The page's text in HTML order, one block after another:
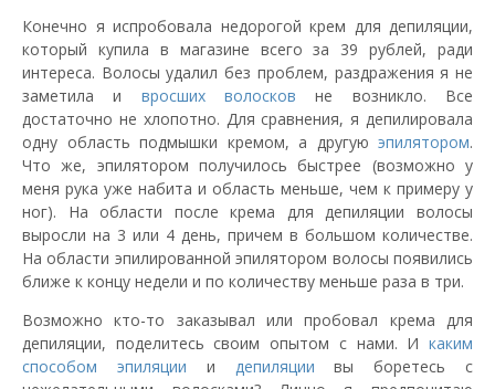
Конечно я испробовала недорогой крем для депиляции,
который купила в магазине всего за 39 рублей, ради
интереса. Волосы удалил без проблем, раздражения я не
заметила и вросших волосков не возникло. Все
достаточно не хлопотно. Для сравнения, я депилировала
одну область подмышки кремом, а другую эпилятором.
Что же, эпилятором получилось быстрее (возможно у
меня рука уже набита и область меньше, чем к примеру у
ног). На области после крема для депиляции волосы
выросли на 3 или 4 день, причем в большом количестве.
На области эпилированной эпилятором волосы появились
ближе к концу недели и по количеству меньше раза в три.
Возможно кто-то заказывал или пробовал крема для
депиляции, поделитесь своим опытом с нами. И каким
способом эпиляции и депиляции вы боретесь с